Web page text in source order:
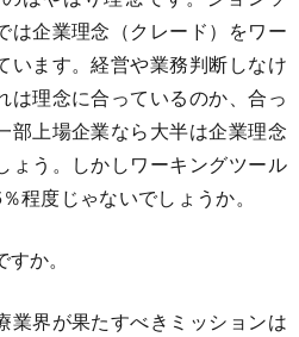
は企業理念（クレード）をワー
います。経営や業務判断しなけ
は理念に合っているのか、合っ
部上場企業なら大半は企業理念
ょう。しかしワーキングツール
程度じゃないでしょうか。
か。
界が果たすべきミッションは